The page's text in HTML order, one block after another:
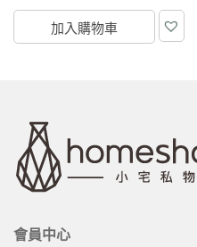
加入購物車
會員中心